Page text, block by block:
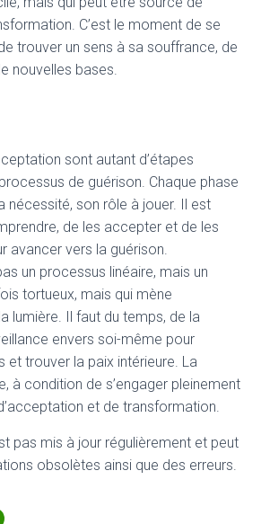
C’est le moment de se
trouver un sens à sa souffrance, de
nouvelles bases.
sont autant d’étapes
de guérison. Chaque phase
nécessité, son rôle à jouer. Il est
de les accepter et de les
avancer vers la guérison.
un processus linéaire, mais un
tortueux, mais qui mène
lumière. Il faut du temps, de la
envers soi-même pour
et trouver la paix intérieure. La
à condition de s’engager pleinement
et de transformation.
pas mis à jour régulièrement et peut
obsolètes ainsi que des erreurs.